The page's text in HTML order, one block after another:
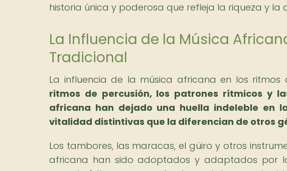
historia única y poderosa que refleja la riqueza y
La Influencia de la Música
Tradicional
La influencia de la música africana en los
ritmos de percusión, los patrones rítmicos y
africana han dejado una huella indeleble en
vitalidad distintivas que la diferencian de otros
Los tambores, las maracas, el güiro y otros
africana han sido adoptados y adaptados por